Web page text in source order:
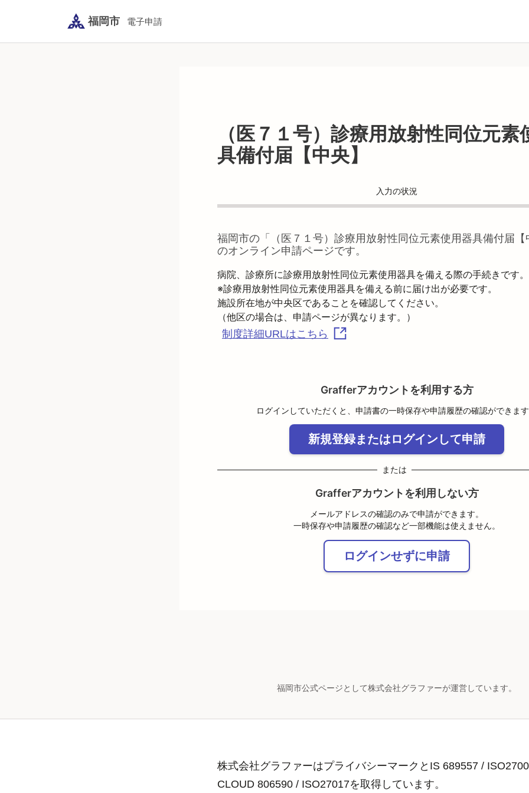
福岡市 電子申請
（医７１号）診療用放射性同位元素
具備付届【中央】
入力の状況
福岡市の「
（医７１号）診療用放射性同位元素使用器具備付届【
のオンライン申請ページです。
病院、診療所に診療用放射性同位元素使用器具を備える際の手続きです。
※診療用放射性同位元素使用器具を備える前に届け出が必要です。
施設所在地が中央区であることを確認してください。
制度詳細URLはこちら
Grafferアカウントを利用する方
ログインしていただくと、申請書の一時保存や申請履歴の確認ができま
新規登録またはログインして申請
または
Grafferアカウントを利用しない方
メールアドレスの確認のみで申請ができます。
一時保存や申請履歴の確認など一部機能は使えません。
ログインせずに申請
福岡市公式ページとして株式会社グラファーが運営しています。
株式会社グラファーはプライバシーマークとIS 689557 /
CLOUD 806590 / ISO27017を取得しています。